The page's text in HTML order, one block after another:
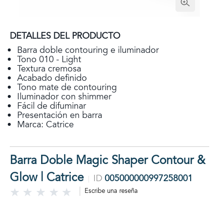
DETALLES DEL PRODUCTO
Barra doble contouring e iluminador
Tono 010 - Light
Textura cremosa
Acabado definido
Tono mate de contouring
Iluminador con shimmer
Fácil de difuminar
Presentación en barra
Marca: Catrice
Barra Doble Magic Shaper Contour &
Glow | Catrice
ID 005000000997258001
Escribe una reseña